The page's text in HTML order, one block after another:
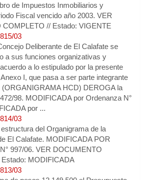
de Impuestos Inmobiliarios y
Fiscal vencido año 2003. VER
COMPLETO // Estado: VIGENTE
03
Deliberante de El Calafate se
a sus funciones organizativas y
a lo estipulado por la presente
I, que pasa a ser parte integrante
(ORGANIGRAMA HCD) DEROGA la
98. MODIFICADA por Ordenanza N°
por ...
03
del Organigrama de la
El Calafate. MODIFICADA POR
997/06. VER DOCUMENTO
MODIFICADA
03